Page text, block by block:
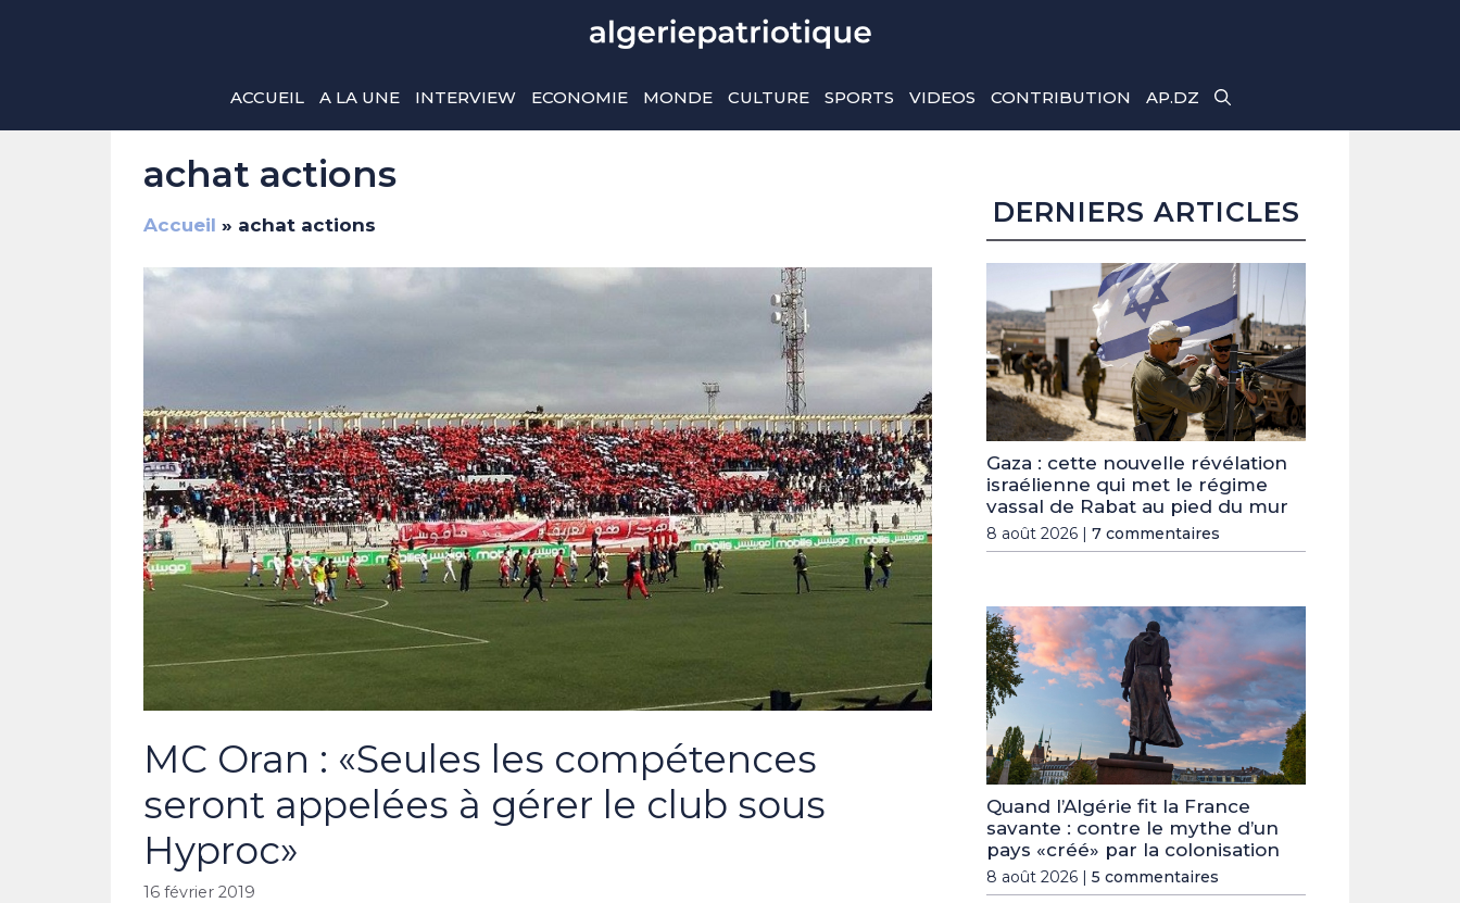
ACCUEIL A LA UNE INTERVIEW ECONOMIE MONDE CULTURE SPORTS VIDEOS CONTRIBUTION AP.DZ
achat actions
Accueil » achat actions
MC Oran : «Seules les compétences
seront appelées à gérer le club sous
Hyproc»
16 février 2019
DERNIERS ARTICLES
Gaza : cette nouvelle révélation
israélienne qui met le régime
vassal de Rabat au pied du mur
8 août 2026 | 7 commentaires
Quand l’Algérie fit la France
savante : contre le mythe d’un
pays «créé» par la colonisation
8 août 2026 | 5 commentaires